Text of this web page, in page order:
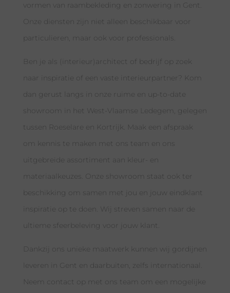
vormen van raambekleding en zonwering in Gent.
Onze diensten zijn niet alleen beschikbaar voor
particulieren, maar ook voor professionals.
Ben je als (interieur)architect of bedrijf op zoek
naar inspiratie of een vaste interieurpartner? Kom
dan gerust langs in onze ruime en up-to-date
showroom in het West-Vlaamse Ledegem, gelegen
tussen Roeselare en Kortrijk. Maak een afspraak
om kennis te maken met ons team en ons
uitgebreide assortiment aan kleur- en
materiaalkeuzes. Onze showroom staat ook ter
beschikking om samen met jou en jouw eindklant
inspiratie op te doen. Wij streven samen naar de
ultieme sfeerbeleving voor jouw klant.
Dankzij ons unieke maatwerk kunnen wij gordijnen
leveren in Gent en daarbuiten, zelfs internationaal.
Neem contact op met ons team om een mogelijke